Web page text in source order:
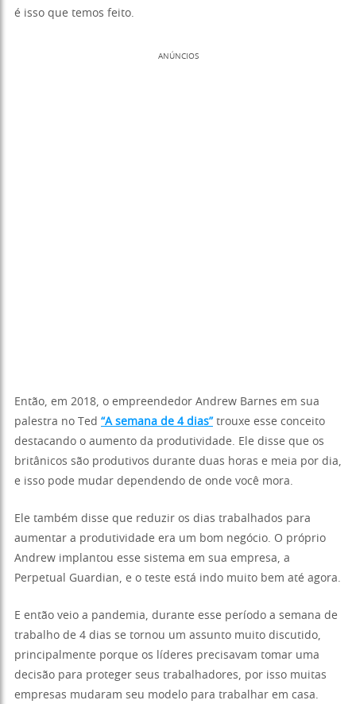
é isso que temos feito.
ANÚNCIOS
Então, em 2018, o empreendedor Andrew Barnes em sua
palestra no Ted “A semana de 4 dias” trouxe esse conceito
destacando o aumento da produtividade. Ele disse que os
britânicos são produtivos durante duas horas e meia por dia,
e isso pode mudar dependendo de onde você mora.
Ele também disse que reduzir os dias trabalhados para
aumentar a produtividade era um bom negócio. O próprio
Andrew implantou esse sistema em sua empresa, a
Perpetual Guardian, e o teste está indo muito bem até agora.
E então veio a pandemia, durante esse período a semana de
trabalho de 4 dias se tornou um assunto muito discutido,
principalmente porque os líderes precisavam tomar uma
decisão para proteger seus trabalhadores, por isso muitas
empresas mudaram seu modelo para trabalhar em casa.